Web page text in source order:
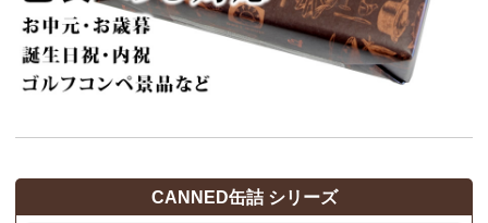
CANNED缶詰 シリーズ